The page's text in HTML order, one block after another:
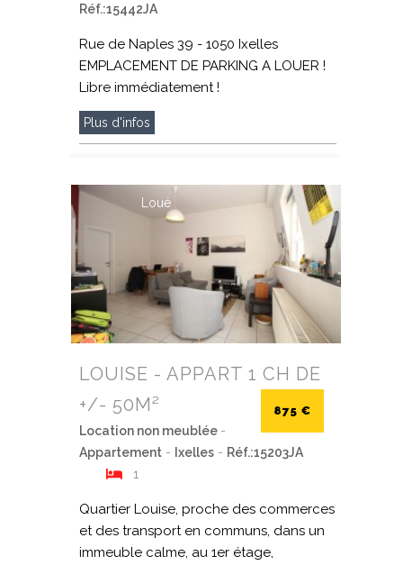
Réf.:15442JA
Rue de Naples 39 - 1050 Ixelles
EMPLACEMENT DE PARKING A LOUER !
Libre immédiatement !
Plus d'infos
Loué
LOUISE - APPART 1 CH DE
+/- 50M²
875 €
Location non meublée -
Appartement - Ixelles - Réf.:15203JA
1
Quartier Louise, proche des commerces
et des transport en communs, dans un
immeuble calme, au 1er étage,